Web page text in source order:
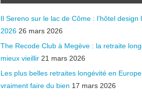
Il Sereno sur le lac de Côme : l’hôtel
2026 26 mars 2026
The Recode Club à Megève : la retraite
mieux vieillir 21 mars 2026
Les plus belles retraites longévité en
vraiment faire du bien 17 mars 2026